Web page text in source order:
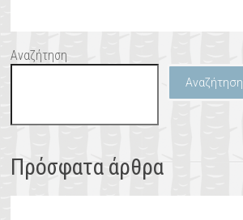
Αναζήτηση
Αναζήτηση
Πρόσφατα άρθρα